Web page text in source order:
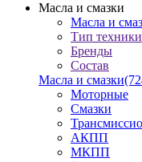
Масла и смазки
Масла и
Тип техники
Бренды
Состав
Масла и смазки
Моторные
Смазки
АКПП
МКПП